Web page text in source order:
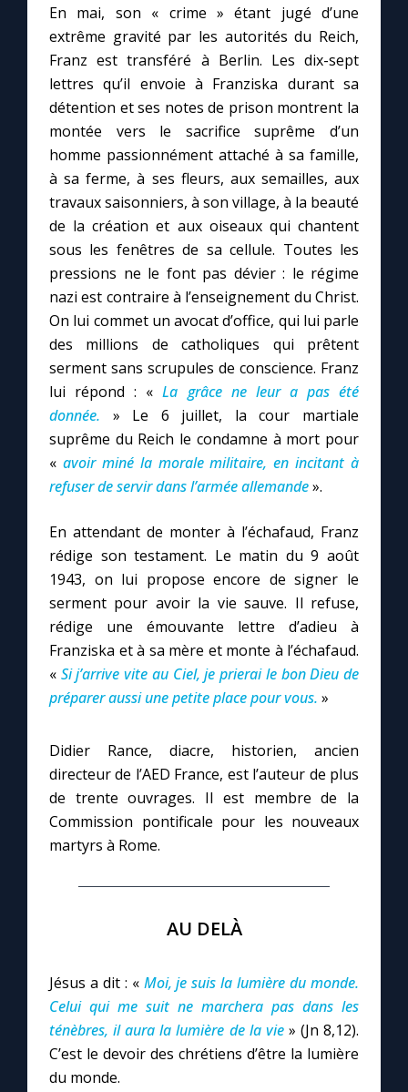
En mai, son « crime » étant jugé d’une
extrême gravité par les autorités du Reich,
Franz est transféré à Berlin. Les dix-sept
lettres qu’il envoie à Franziska durant sa
détention et ses notes de prison montrent la
montée vers le sacrifice suprême d’un
homme passionnément attaché à sa famille,
à sa ferme, à ses fleurs, aux semailles, aux
travaux saisonniers, à son village, à la beauté
de la création et aux oiseaux qui chantent
sous les fenêtres de sa cellule. Toutes les
pressions ne le font pas dévier : le régime
nazi est contraire à l’enseignement du Christ.
On lui commet un avocat d’office, qui lui parle
des millions de catholiques qui prêtent
serment sans scrupules de conscience. Franz
lui répond : «La grâce ne leur a pas été
donnée. » Le 6 juillet, la cour martiale
suprême du Reich le condamne à mort pour
« avoir miné la morale militaire, en incitant à
refuser de servir dans l’armée allemande».
En attendant de monter à l’échafaud, Franz
rédige son testament. Le matin du 9 août
1943, on lui propose encore de signer le
serment pour avoir la vie sauve. Il refuse,
rédige une émouvante lettre d’adieu à
Franziska et à sa mère et monte à l’échafaud.
« Si j’arrive vite au Ciel, je prierai le bon Dieu de
préparer aussi une petite place pour vous. »
Didier Rance, diacre, historien, ancien
directeur de l’AED France, est l’auteur de plus
de trente ouvrages. Il est membre de la
Commission pontificale pour les nouveaux
martyrs à Rome.
AU DELÀ
Jésus a dit : « Moi, je suis la lumière du monde.
Celui qui me suit ne marchera pas dans les
ténèbres, il aura la lumière de la vie » (Jn 8,12).
C’est le devoir des chrétiens d’être la lumière
du monde.